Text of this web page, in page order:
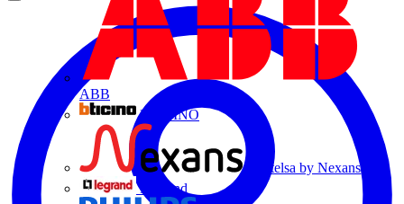
ABB
BTICINO
Centelsa by Nexans
Legrand